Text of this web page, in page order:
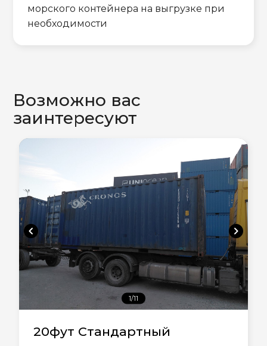
морского контейнера на выгрузке при
необходимости
Возможно вас
заинтересуют
chevron_left chevron_right
1/11
20фут Стандартный